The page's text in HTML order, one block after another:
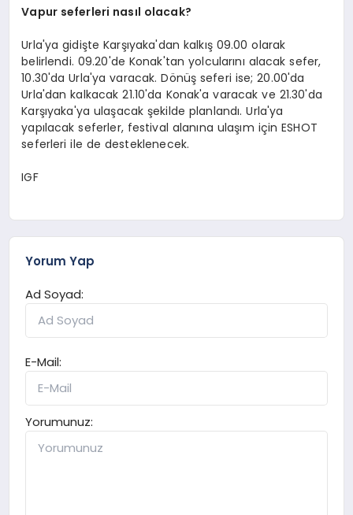
Vapur seferleri nasıl olacak?
Urla'ya gidişte Karşıyaka'dan kalkış 09.00 olarak
belirlendi. 09.20'de Konak'tan yolcularını alacak sefer,
10.30'da Urla'ya varacak. Dönüş seferi ise; 20.00'da
Urla'dan kalkacak 21.10'da Konak'a varacak ve 21.30'da
Karşıyaka'ya ulaşacak şekilde planlandı. Urla'ya
yapılacak seferler, festival alanına ulaşım için ESHOT
seferleri ile de desteklenecek.
IGF
Yorum Yap
Ad Soyad:
E-Mail:
Yorumunuz: